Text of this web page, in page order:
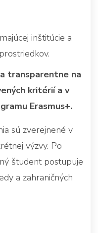
inštitúcie a
transparentne na
kritérií a v
Erasmus+.
sú zverejnené v
výzvy. Po
študent postupuje
a zahraničných